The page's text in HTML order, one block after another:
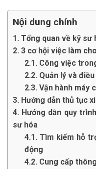
Nội dung chính
1. Tổng quan về kỹ sư
2. 3 cơ hội việc làm
2.1. Công việc
2.2. Quản lý và
2.3. Vận hành máy
3. Hướng dẫn thủ tục
4. Hướng dẫn quy
sư hóa
4.1. Tìm kiếm hỗ
động
4.2. Cung cấp